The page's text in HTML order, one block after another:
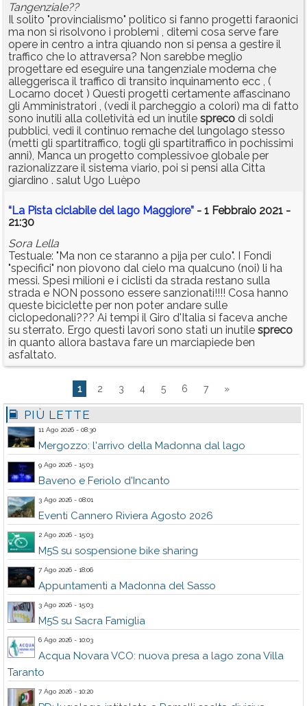
Tangenziale??
Il solito "provincialismo" politico si fanno progetti faraonici
ma non si risolvono i problemi , ditemi cosa serve fare
opere in centro a intra qiuando non si pensa a gestire il
traffico che lo attraversa? Non sarebbe meglio
progettare ed eseguire una tangenziale moderna che
alleggerisca il traffico di transito inquinamento ecc , (
Locarno docet ) Questi progetti certamente affascinano
gli Amministratori , (vedi il parcheggio a colori) ma di fatto
sono inutili alla colletività ed un inutile spreco di soldi
pubblici, vedi il continuo remache del lungolago stesso
(metti gli spartitraffico, togli gli spartitraffico in pochissimi
anni), Manca un progetto complessivoe globale per
razionalizzare il sistema viario, poi si pensi alla Citta
giardino . salut Ugo Luèpo
“La Pista ciclabile del lago Maggiore” - 1 Febbraio 2021 -
21:30
Sora Lella
Testuale: "Ma non ce staranno a pija per culo". I Fondi
"specifici" non piovono dal cielo ma qualcuno (noi) li ha
messi. Spesi milioni e i ciclisti da strada restano sulla
strada e NON possono essere sanzionati!!!! Cosa hanno
queste biciclette per non poter andare sulle
ciclopedonali??? Ai tempi il Giro d'Italia si faceva anche
su sterrato. Ergo questi lavori sono stati un inutile spreco
in quanto allora bastava fare un marciapiede ben
asfaltato.
1 2 3 4 5 6 7 »
PIÙ LETTE
11 Ago 2026 - 08:30
Mergozzo: l'arrivo della Madonna dal lago
9 Ago 2026 - 15:03
Baveno e Feriolo d'Incanto
3 Ago 2026 - 08:01
Eventi Cannero Riviera Agosto 2026
2 Ago 2026 - 15:03
M5S su sospensione bike sharing
7 Ago 2026 - 18:06
Appuntamenti a Madonna del Sasso
3 Ago 2026 - 15:03
M5S su Sacra Famiglia
6 Ago 2026 - 10:03
Acqua Novara VCO: nuova presa a lago zona Villa
Taranto
7 Ago 2026 - 10:20